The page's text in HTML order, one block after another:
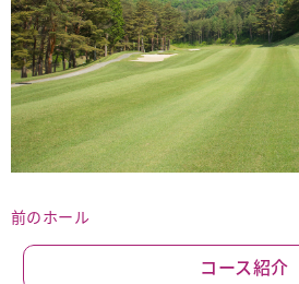
前のホール
コース紹介